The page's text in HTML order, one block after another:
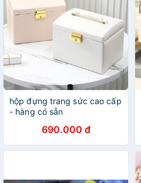
hộp đựng trang sức cao cấp
- hàng có sẵn
690.000 đ